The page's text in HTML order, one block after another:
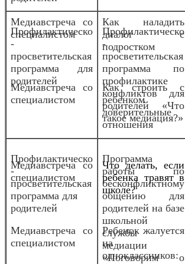
Медиавстреча со
специалистом
Как наладить
диалог с
подростком
Медиавстреча со
специалистом
Как строить с
ребенком
доверительные
отношения
Медиавстреча со
специалистом
Что делать, если
ребенка травят в
школе?
Медиавстреча со
специалистом
Ребенок жалуется
на
одноклассников:
Профилактическо
-
просветительская
программа для
родителей
Профилактическо
-
просветительская
программа по
профилактике
конфликтов для
родителей «Что
такое медиация?»
Профилактическо
-
просветительская
программа для
родителей
Программа
работы по
бесконфликтному
общению для
родителей на базе
школьной
службы
медиации
«Поговорим о